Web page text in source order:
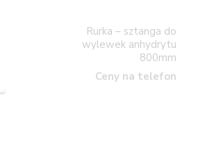
Rurka – sztanga do
wylewek anhydrytu
800mm
Ceny na telefon